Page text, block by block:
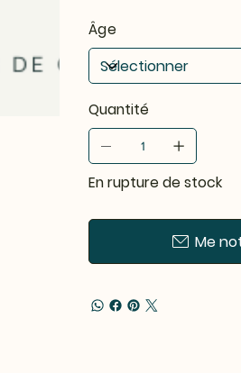
Âge
Quantité
En rupture de stock
Me